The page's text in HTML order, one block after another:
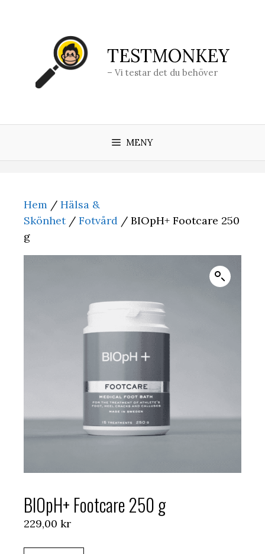
TESTMONKEY
– Vi testar det du behöver
MENY
Hem / Hälsa &
Skönhet/ Fotvård / BIOpH+ Footcare 250
g
BIOpH+ Footcare 250 g
229,00 kr